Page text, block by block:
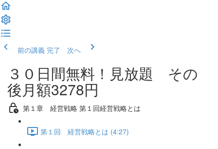
前の講義 完了 次へ
３０日間無料！見放題 その
後月額3278円
第１章 経営戦略 第１回経営戦略とは
第１回 経営戦略とは (4:27)